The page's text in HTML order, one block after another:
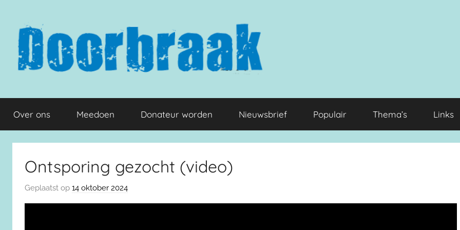
inhoud
springen
Doorbraak.eu
Over ons Meedoen Donateur worden Nieuwsbrief Populair Thema’s Links
Ontsporing gezocht (video)
Geplaatst op 14 oktober 2024